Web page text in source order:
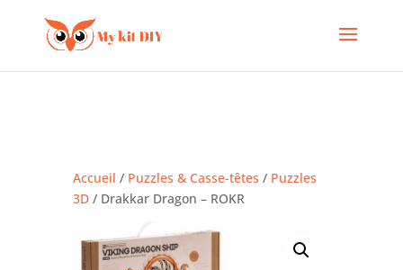
Accueil / Puzzles & Casse-têtes / Puzzles
3D/ Drakkar Dragon – ROKR